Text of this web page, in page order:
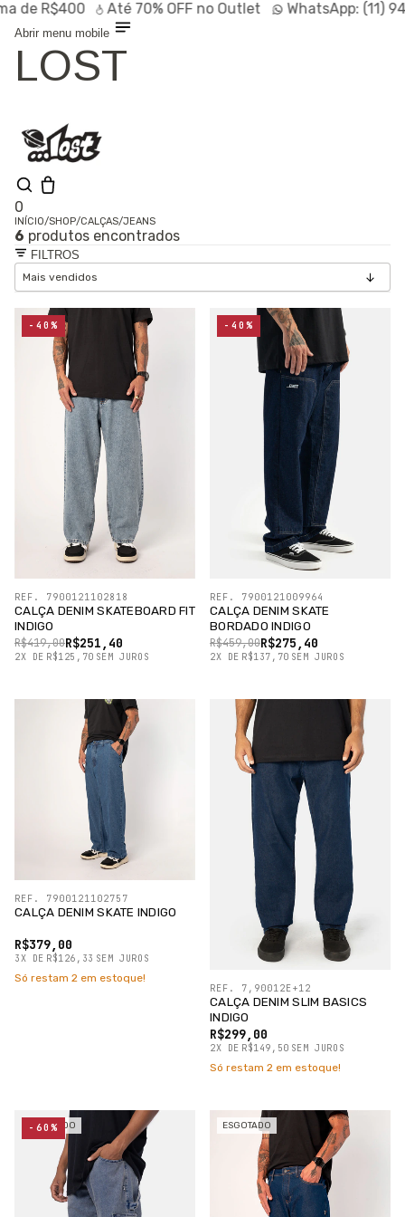
R$400 Até70% OFF no Outlet WhatsApp:(11)
Abrir menu mobile
LOST
0
Shop
Lançamentos
Linhas
Especiais
Outlet SALE
INÍCIO/SHOP/CALÇAS/JEANS
6 produtos encontrados
FILTROS
CALÇA DENIM SKATEBOARD FIT
INDIGO
R$251,40
R$419,00
2X DE R$125,70 SEM JUROS
REF. 7900121102818
-40%
CALÇA DENIM SKATE
BORDADO INDIGO
R$275,40
R$459,00
2X DE R$137,70 SEM JUROS
REF. 7900121009964
-40%
CALÇA DENIM SKATE INDIGO
R$379,00
3X DE R$126,33 SEM JUROS
REF. 7900121102757
Só restam 2 em estoque!
CALÇA DENIM SLIM BASICS
INDIGO
R$299,00
2X DE R$149,50 SEM JUROS
REF. 7,90012E+12
Só restam 2 em estoque!
ESGOTADO
-60% ESGOTADO